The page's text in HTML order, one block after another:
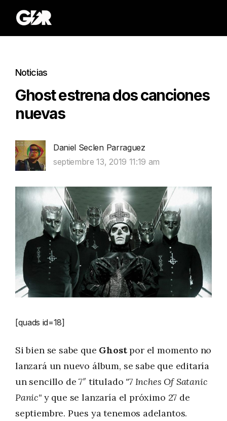
Noticias
Ghost estrena dos canciones
nuevas
Daniel Seclen Parraguez
septiembre 13, 2019 11:19 am
[quads id=18]
Si bien se sabe que Ghostpor el momento no
lanzará un nuevo álbum, se sabe que editaría
un sencillo de 7″ titulado "7 Inches Of Satanic
Panic" y que se lanzaría el próximo 27 de
septiembre. Pues ya tenemos adelantos.